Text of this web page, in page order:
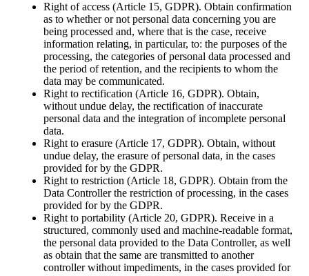
Right of access (Article 15, GDPR). Obtain confirmation
as to whether or not personal data concerning you are
being processed and, where that is the case, receive
information relating, in particular, to: the purposes of the
processing, the categories of personal data processed and
the period of retention, and the recipients to whom the
data may be communicated.
Right to rectification (Article 16, GDPR). Obtain,
without undue delay, the rectification of inaccurate
personal data and the integration of incomplete personal
data.
Right to erasure (Article 17, GDPR). Obtain, without
undue delay, the erasure of personal data, in the cases
provided for by the GDPR.
Right to restriction (Article 18, GDPR). Obtain from the
Data Controller the restriction of processing, in the cases
provided for by the GDPR.
Right to portability (Article 20, GDPR). Receive in a
structured, commonly used and machine-readable format,
the personal data provided to the Data Controller, as well
as obtain that the same are transmitted to another
controller without impediments, in the cases provided for